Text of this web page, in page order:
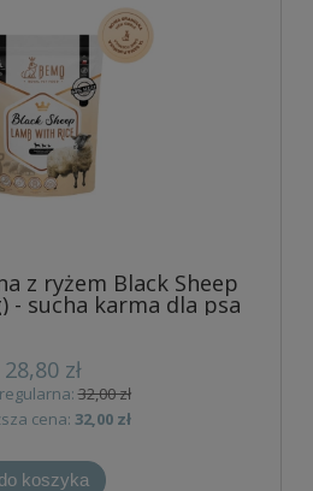
z ryżem Black Sheep
- sucha karma dla psa
28,80 zł
32,00 zł
cena: 32,00 zł
do koszyka